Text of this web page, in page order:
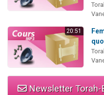
20:51
Newsletter Torah-